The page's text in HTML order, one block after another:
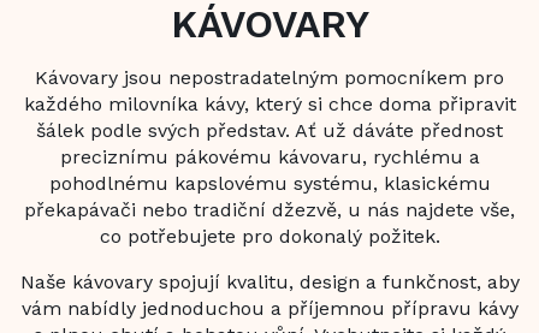
KÁVOVARY
Kávovary jsou nepostradatelným pomocníkem pro
každého milovníka kávy, který si chce doma připravit
šálek podle svých představ. Ať už dáváte přednost
preciznímu pákovému kávovaru, rychlému a
pohodlnému kapslovému systému, klasickému
překapávači nebo tradiční džezvě, u nás najdete vše,
co potřebujete pro dokonalý požitek.
Naše kávovary spojují kvalitu, design a funkčnost, aby
vám nabídly jednoduchou a příjemnou přípravu kávy